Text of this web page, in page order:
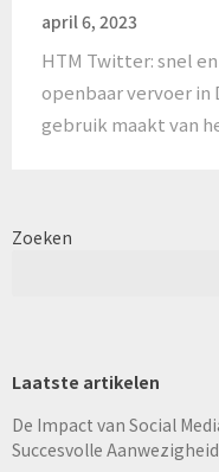
april 6, 2023
HTM Twitter: snel
openbaar vervoer in
gebruik maakt van
Zoeken
Laatste artikelen
De Impact van Social
Succesvolle